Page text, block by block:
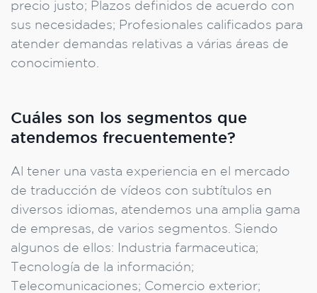
precio justo; Plazos definidos de acuerdo con
sus necesidades; Profesionales calificados para
atender demandas relativas a várias áreas de
conocimiento.
Cuáles son los segmentos que
atendemos frecuentemente?
Al tener una vasta experiencia en el mercado
de traducción de vídeos con subtítulos en
diversos idiomas, atendemos una amplia gama
de empresas, de varios segmentos. Siendo
algunos de ellos: Industria farmaceutica;
Tecnología de la información;
Telecomunicaciones; Comercio exterior;